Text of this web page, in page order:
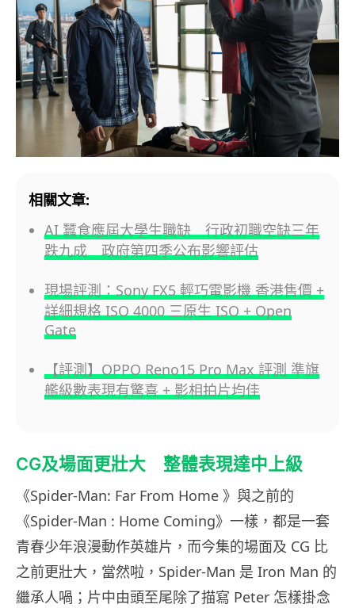
相關文章:
AI 蠶食應屆大學生職缺 行政初職空缺三年
跌九成 政府第四季公布影響評估
現場評測：Sony FX5 輕巧電影機 香港售價 +
詳細規格 ISO 4000 三原生 ISO + Open
Gate
【評測】OPPO Reno15 Pro Max 評測 準旗
艦級數表現有驚喜 + 影相拍片均佳
CG及場面更壯大 整體表現達中上級
《Spider-Man: Far From Home 》與之前的
《Spider-Man : Home Coming》一樣，都是一套
青春少年浪漫動作英雄片，而今集的場面及 CG 比
之前更壯大，當然啦，Spider-Man 是 Iron Man 的
繼承人喎；片中由頭至尾除了描寫 Peter 怎樣掛念